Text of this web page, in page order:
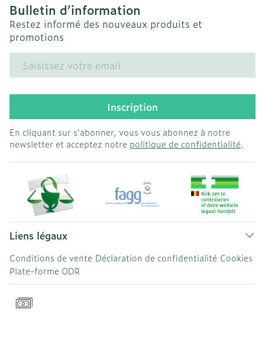
Bulletin d’information
Restez informé des nouveaux produits et
promotions
Adresse mail
Inscription
En cliquant sur s'abonner, vous vous abonnez à notre
newsletter et acceptez notre politique de confidentialité.
Liens légaux
Conditions de vente Déclaration de confidentialité Cookies
Plate-forme ODR